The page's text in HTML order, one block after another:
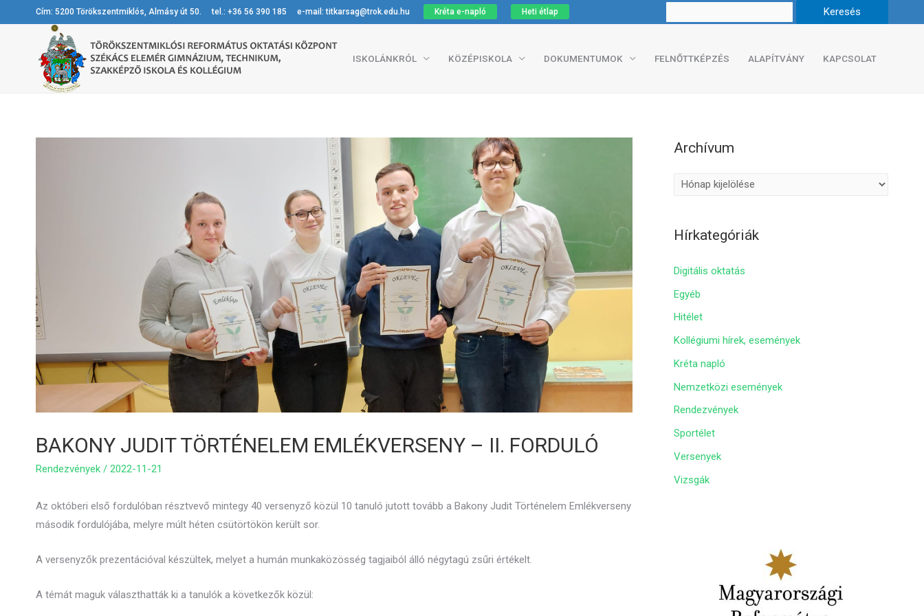
Kréta e-napló
Cím: 5200 Törökszentmiklós, Almásy út 50. tel.: +36 56 390 185 e-mail: titkarsag@trok.edu.hu Heti étlap
ISKOLÁNKRÓL KÖZÉPISKOLA DOKUMENTUMOK FELNŐTTKÉPZÉS ALAPÍTVÁNY KAPCSOLAT
BAKONY JUDIT TÖRTÉNELEM EMLÉKVERSENY – II. FORDULÓ
Rendezvények / 2022-11-21
Az októberi első fordulóban résztvevő mintegy 40 versenyző közül 10 tanuló jutott tovább a Bakony Judit Történelem Emlékverseny
második fordulójába, melyre múlt héten csütörtökön került sor.
A versenyzők prezentációval készültek, melyet a humán munkaközösség tagjaiból álló négytagú zsűri értékelt.
A témát maguk választhatták ki a tanulók a következők közül:
Archívum
í
Hírkategóriák
Digitális oktatás
Egyéb
Hitélet
Kollégiumi hírek, események
Kréta napló
Nemzetközi események
Rendezvények
Sportélet
Versenyek
Vizsgák